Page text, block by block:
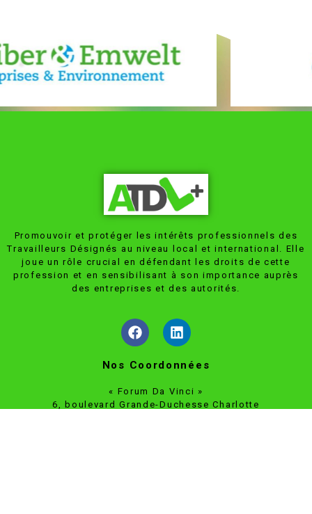
Promouvoir et protéger les intérêts professionnels des
Travailleurs Désignés au niveau local et international. Elle
joue un rôle crucial en défendant les droits de cette
profession et en sensibilisant à son importance auprès
des entreprises et des autorités.
Nos Coordonnées
« Forum Da Vinci »
6, boulevard Grande-Duchesse Charlotte